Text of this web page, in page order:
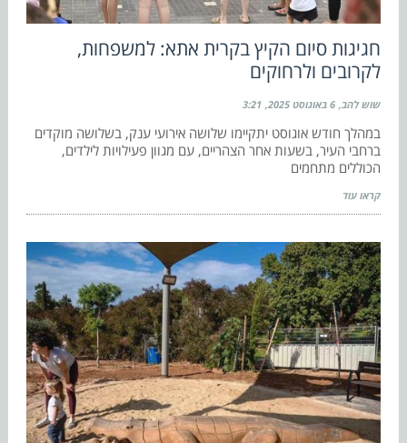
חגיגות סיום הקיץ בקרית אתא: למשפחות,
לקרובים ולרחוקים
שוש להב 6 באוגוסט 2025 3:21
במהלך חודש אוגוסט יתקיימו שלושה אירועי ענק, בשלושה מוקדים
ברחבי העיר, בשעות אחר הצהריים, עם מגוון פעילויות לילדים,
הכוללים מתחמים
קראו עוד